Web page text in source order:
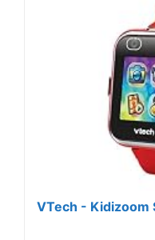
VTech - Kidizoom